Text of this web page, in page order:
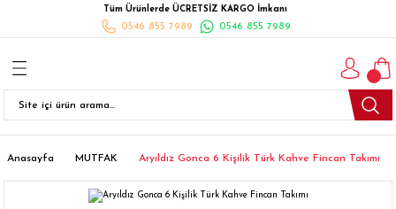
Tüm Ürünlerde ÜCRETSİZ KARGO İmkanı
0546 855 7989 0546 855 7989
Geri Dön
Ankastre Setler
Bulaşık Makinesi
Geri Dön
Takımları
Geri Dön
Geri Dön
Geri Dön
Geri Dön
Geri Dön
Anasayfa MUTFAK Aryıldız Gonca 6 Kişilik Türk Kahve Fincan Takımı